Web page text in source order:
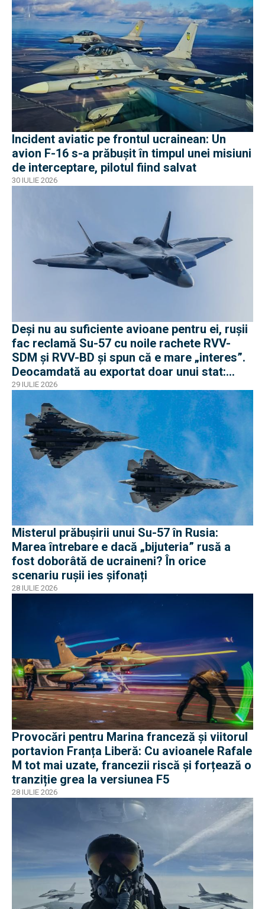
Incident aviatic pe frontul ucrainean: Un
avion F-16 s-a prăbușit în timpul unei misiuni
de interceptare, pilotul fiind salvat
30 IULIE 2026
Deși nu au suficiente avioane pentru ei, rușii
fac reclamă Su-57 cu noile rachete RVV-
SDM și RVV-BD și spun că e mare „interes”.
Deocamdată au exportat doar unui stat:
Algeria
29 IULIE 2026
Misterul prăbușirii unui Su-57 în Rusia:
Marea întrebare e dacă „bijuteria” rusă a
fost doborâtă de ucraineni? În orice
scenariu rușii ies șifonați
28 IULIE 2026
Provocări pentru Marina franceză și viitorul
portavion Franța Liberă: Cu avioanele Rafale
M tot mai uzate, francezii riscă și forțează o
tranziție grea la versiunea F5
28 IULIE 2026